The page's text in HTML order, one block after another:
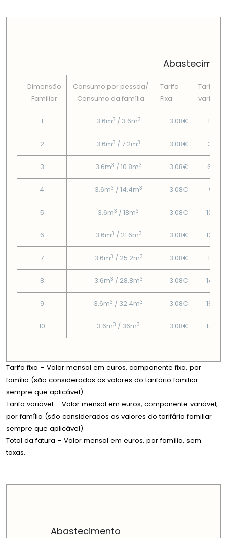
Dimensão
Familiar
Consumo por pessoa/
Consumo da famí­lia
Tarifa
Fixa
Tarifa
variável
1 3.6m3 / 3.6m3 3.08€ 1.48€
2 3.6m3 / 7.2m3 3.08€ 3.77€
3 3.6m3 / 10.8m3 3.08€ 6.59€
4 3.6m3 / 14.4m3 3.08€ 9.4€
5 3.6m3 / 18m3 3.08€ 10.73€
6 3.6m3 / 21.6m3 3.08€ 12.06€
7 3.6m3 / 25.2m3 3.08€ 13.4€
8 3.6m3 / 28.8m3 3.08€ 14.73€
9 3.6m3 / 32.4m3 3.08€ 16.06€
10 3.6m3 / 36m3 3.08€ 17.39€
Tarifa fixa – Valor mensal em euros, componente fixa, por
família (são considerados os valores do tarifário familiar
sempre que aplicável).
Tarifa variável – Valor mensal em euros, componente variável,
por família (são considerados os valores do tarifário familiar
sempre que aplicável).
Total da fatura – Valor mensal em euros, por família, sem
taxas.
Abastecimento